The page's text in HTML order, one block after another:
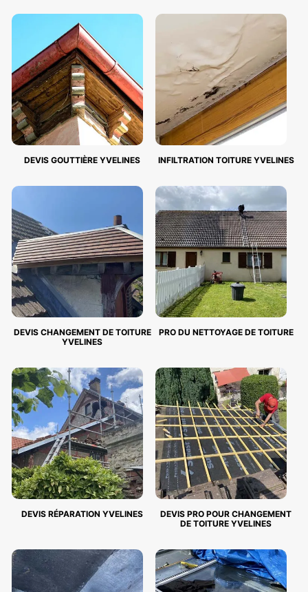
DEVIS GOUTTIÈRE YVELINES INFILTRATION TOITURE YVELINES
DEVIS CHANGEMENT DE TOITURE
YVELINES
PRO DU NETTOYAGE DE TOITURE
DEVIS RÉPARATION YVELINES
DEVIS PRO POUR CHANGEMENT
DE TOITURE YVELINES